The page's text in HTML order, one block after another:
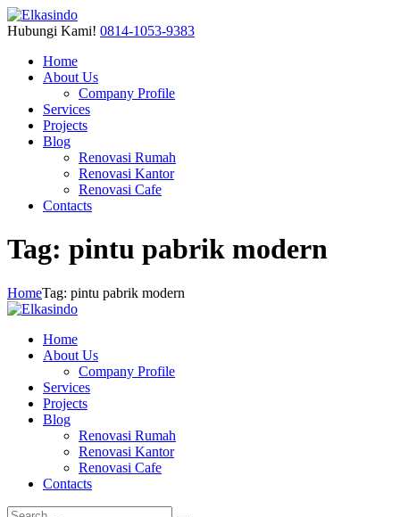
Hubungi Kami! 0814-1053-9383
Home
About Us
Company Profile
Services
Projects
Blog
Renovasi Rumah
Renovasi Kantor
Renovasi Cafe
Contacts
Tag: pintu pabrik modern
HomeTag: pintu pabrik modern
Home
About Us
Company Profile
Services
Projects
Blog
Renovasi Rumah
Renovasi Kantor
Renovasi Cafe
Contacts